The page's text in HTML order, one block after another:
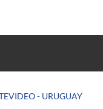
- URUGUAY